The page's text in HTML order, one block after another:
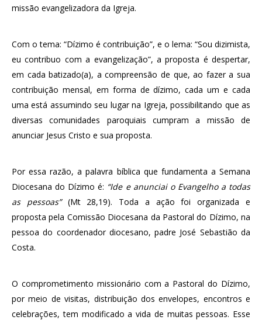
missão evangelizadora da Igreja.
Com o tema: “Dízimo é contribuição”, e o lema: “Sou dizimista,
eu contribuo com a evangelização”, a proposta é despertar,
em cada batizado(a), a compreensão de que, ao fazer a sua
contribuição mensal, em forma de dízimo, cada um e cada
uma está assumindo seu lugar na Igreja, possibilitando que as
diversas comunidades paroquiais cumpram a missão de
anunciar Jesus Cristo e sua proposta.
Por essa razão, a palavra bíblica que fundamenta a Semana
Diocesana do Dízimo é: “Ide e anunciai o Evangelho a todas
as pessoas”(Mt 28,19). Toda a ação foi organizada e
proposta pela Comissão Diocesana da Pastoral do Dízimo, na
pessoa do coordenador diocesano, padre José Sebastião da
Costa.
O comprometimento missionário com a Pastoral do Dízimo,
por meio de visitas, distribuição dos envelopes, encontros e
celebrações, tem modificado a vida de muitas pessoas. Esse